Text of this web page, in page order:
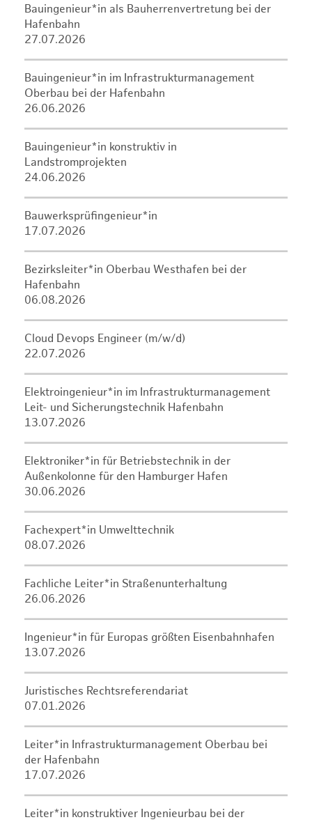
Bauingenieur*in als Bauherrenvertretung bei der
Hafenbahn
27.07.2026
Bauingenieur*in im Infrastrukturmanagement
Oberbau bei der Hafenbahn
26.06.2026
Bauingenieur*in konstruktiv in
Landstromprojekten
24.06.2026
Bauwerksprüfingenieur*in
17.07.2026
Bezirksleiter*in Oberbau Westhafen bei der
Hafenbahn
06.08.2026
Cloud Devops Engineer (m/w/d)
22.07.2026
Elektroingenieur*in im Infrastrukturmanagement
Leit- und Sicherungstechnik Hafenbahn
13.07.2026
Elektroniker*in für Betriebstechnik in der
Außenkolonne für den Hamburger Hafen
30.06.2026
Fachexpert*in Umwelttechnik
08.07.2026
Fachliche Leiter*in Straßenunterhaltung
26.06.2026
Ingenieur*in für Europas größten Eisenbahnhafen
13.07.2026
Juristisches Rechtsreferendariat
07.01.2026
Leiter*in Infrastrukturmanagement Oberbau bei
der Hafenbahn
17.07.2026
Leiter*in konstruktiver Ingenieurbau bei der